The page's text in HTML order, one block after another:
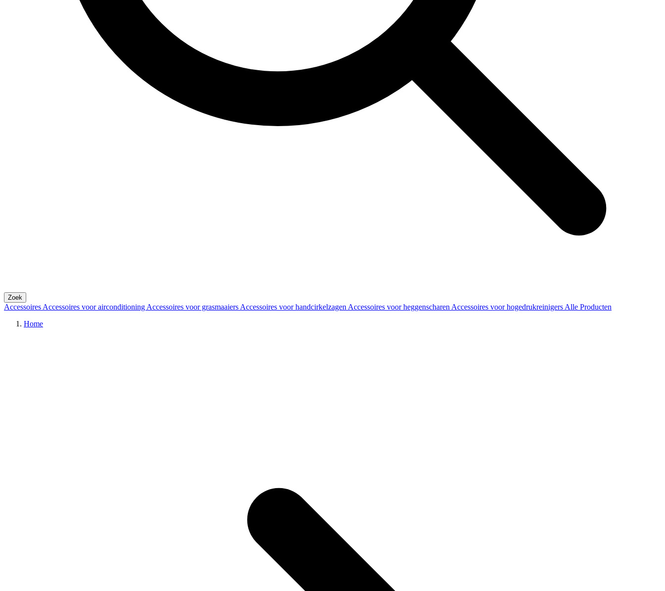
Zoek
Accessoires Accessoires voor airconditioning Accessoires voor grasmaaiers Accessoires voor handcirkelzagen Accessoires voor heggenscharen Accessoires voor hogedrukreinigers Alle Producten
Home